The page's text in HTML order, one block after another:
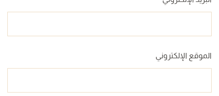
الموقع الإلكتروني